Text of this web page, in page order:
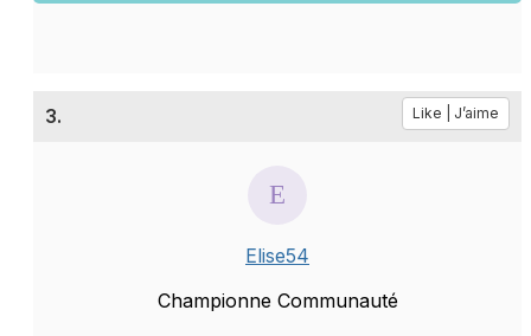
3. Like | J’aime
Elise54
Championne Communauté